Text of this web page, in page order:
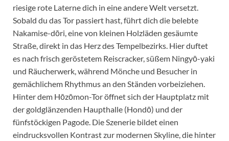
riesige rote Laterne dich in eine andere Welt versetzt.
Sobald du das Tor passiert hast, führt dich die belebte
Nakamise-dōri, eine von kleinen Holzläden gesäumte
Straße, direkt in das Herz des Tempelbezirks. Hier duftet
es nach frisch geröstetem Reiscracker, süßem Ningyō-yaki
und Räucherwerk, während Mönche und Besucher in
gemächlichem Rhythmus an den Ständen vorbeiziehen.
Hinter dem Hōzōmon-Tor öffnet sich der Hauptplatz mit
der goldglänzenden Haupthalle (Hondō) und der
fünfstöckigen Pagode. Die Szenerie bildet einen
eindrucksvollen Kontrast zur modernen Skyline, die hinter